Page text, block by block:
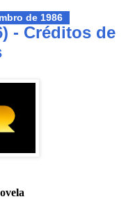
de 1986
- Créditos de